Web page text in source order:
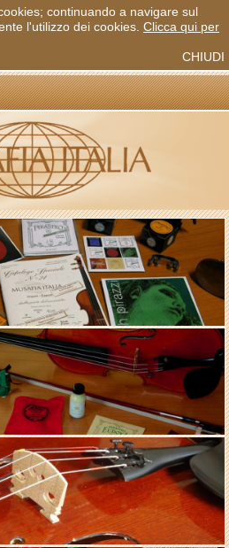
continuando a navigare sul
l'utilizzo dei cookies. Clicca qui per
CHIUDI